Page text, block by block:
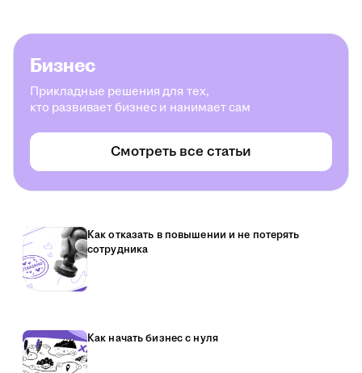
Бизнес
Прикладные решения для тех,
кто развивает бизнес и нанимает сам
Смотреть все статьи
Как отказать в повышении и не потерять
сотрудника
Как начать бизнес с нуля